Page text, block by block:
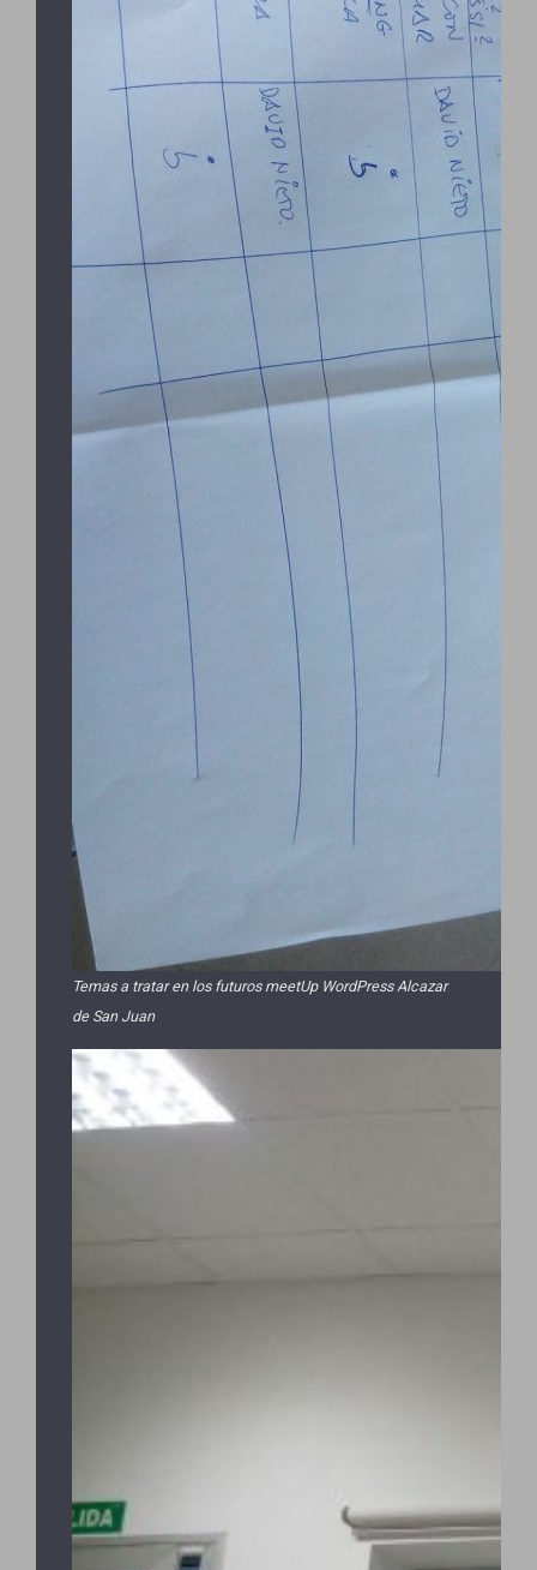
Temas a tratar en los futuros meetUp WordPress Alcazar
de San Juan